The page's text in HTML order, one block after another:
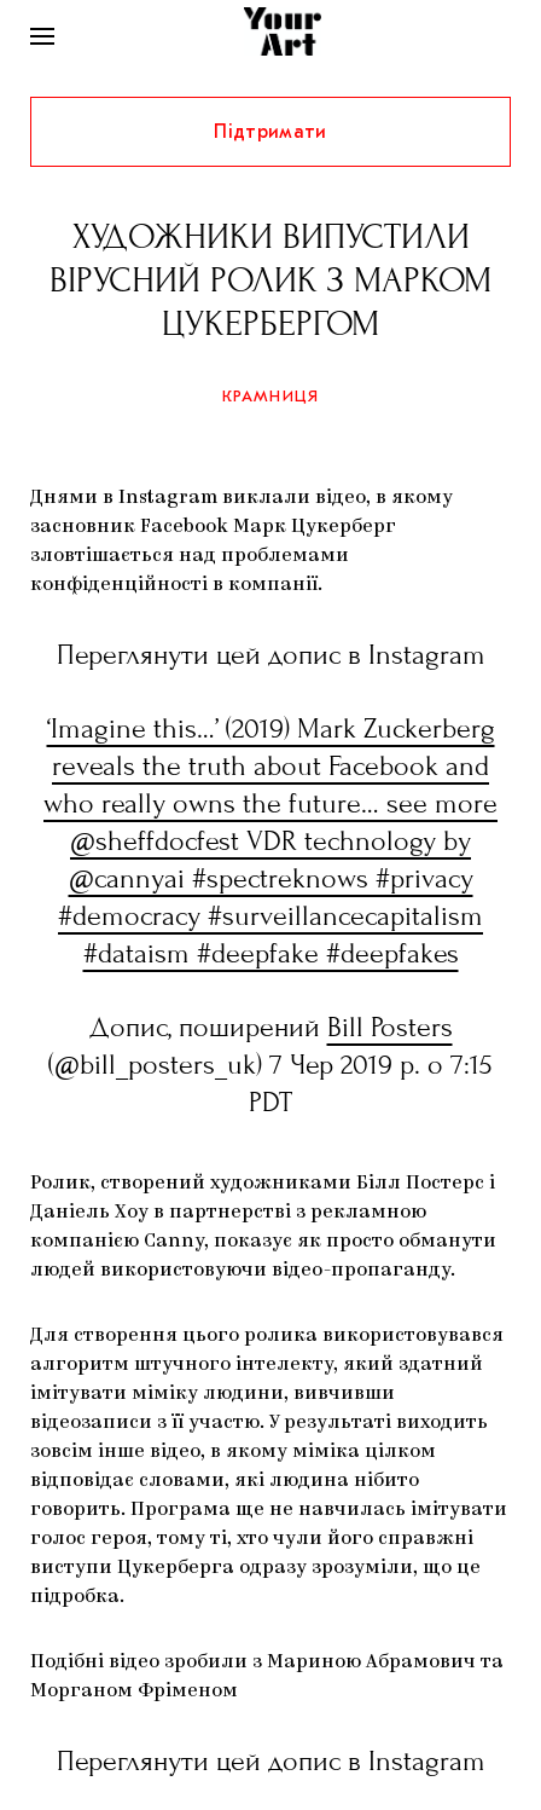
НОВИНИ
ІНТЕРВ’Ю
ХУДОЖНИКИ
КУРАТОРИ
РІДНИЙ КРАЙ
ФЕСТИВАЛІ
КОЛЕКЦІЇ
ГАЛЕРЕЇ
СТАТТІ
КОНСПЕКТИ
КНИЖКИ І ЖУРНАЛИ
ЗАПАЛЕННЯ
ЯК ПІДТРИМУВАТИ УКРАЇНСЬКЕ МИСТЕЦТВО
КРАМНИЦЯ
Підтримати
ХУДОЖНИКИ ВИПУСТИЛИ
ВІРУСНИЙ РОЛИК З МАРКОМ
ЦУКЕРБЕРГОМ
КРАМНИЦЯ
Днями в Instagram виклали відео, в якому
засновник Facebook Марк Цукерберг
зловтішається над проблемами
конфіденційності в компанії.
Переглянути цей допис в Instagram
‘Imagine this…’ (2019) Mark Zuckerberg
reveals the truth about Facebook and
who really owns the future… see more
@sheffdocfest VDR technology by
@cannyai #spectreknows #privacy
#democracy #surveillancecapitalism
#dataism #deepfake #deepfakes
Допис, поширений Bill Posters
(@bill_posters_uk) 7 Чер 2019 р. о 7:15
PDT
Ролик, створений художниками Білл Постерс і
Даніель Хоу в партнерстві з рекламною
компанією Canny, показує як просто обманути
людей використовуючи відео-пропаганду.
Для створення цього ролика використовувався
алгоритм штучного інтелекту, який здатний
імітувати міміку людини, вивчивши
відеозаписи з її участю. У результаті виходить
зовсім інше відео, в якому міміка цілком
відповідає словами, які людина нібито
говорить. Програма ще не навчилась імітувати
голос героя, тому ті, хто чули його справжні
виступи Цукерберга одразу зрозуміли, що це
підробка.
Подібні відео зробили з Мариною Абрамович та
Морганом Фріменом
Переглянути цей допис в Instagram